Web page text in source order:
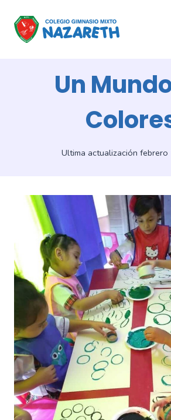
contenido
Un
Ultima actualización febrero